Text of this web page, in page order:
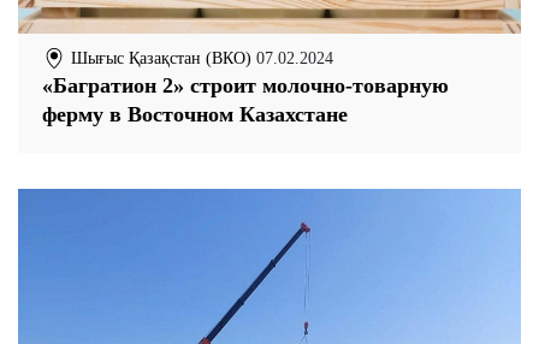
Шығыс Қазақстан (ВКО) 07.02.2024
«Багратион 2» строит молочно-товарную
ферму в Восточном Казахстане